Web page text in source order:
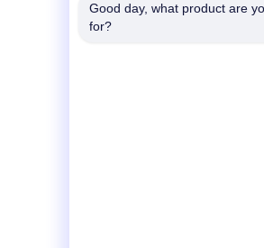
Good day, what product are
for?